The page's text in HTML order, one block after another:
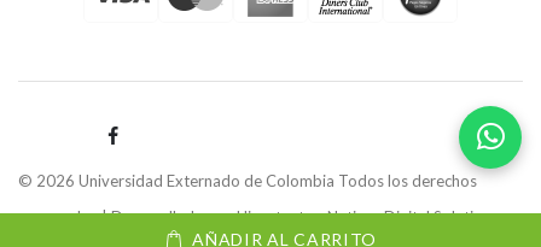
AÑADIR AL CARRITO
© 2026 Universidad Externado de Colombia Todos los derechos
reservados | Desarrollado porHipertexto - Netizen Digital Solutions.